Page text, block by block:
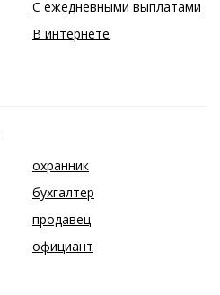
С ежедневными выплатами
В интернете
охранник
бухгалтер
продавец
официант